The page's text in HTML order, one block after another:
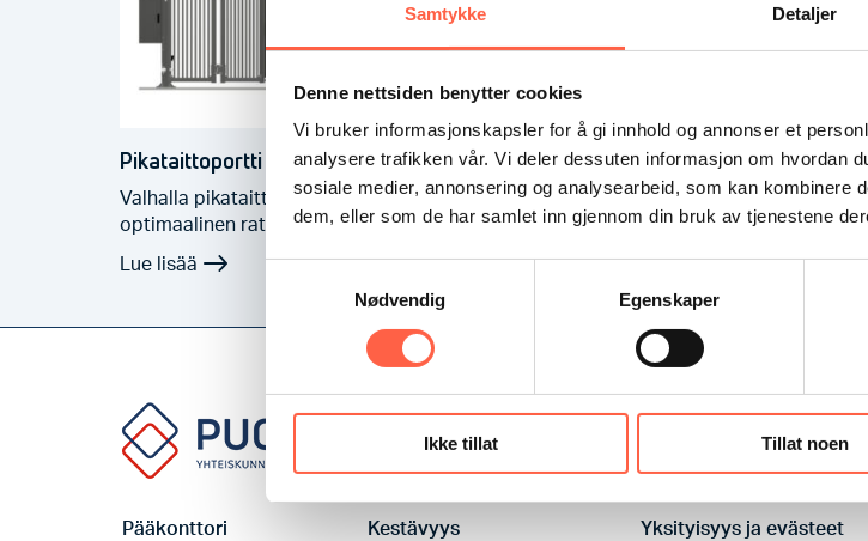
Samtykke Detaljer
Denne nettsiden benytter cookies
Vi bruker informasjonskapsler for å gi innhold og annonser et
analysere trafikken vår. Vi deler dessuten informasjon om hvordan
sosiale medier, annonsering og analysearbeid, som kan kombinere
dem, eller som de har samlet inn gjennom din bruk av tjenestene
Nødvendig
Egenskaper
Ikke tillat Tillat noen
Pikataittoportti Valhalla HDG
Valhalla pikataittoportti on
optimaalinen ratkaisu
sisäänkäynneille, joilla on…
Pääkonttori Kestävyys Yksityisyys ja evästeet